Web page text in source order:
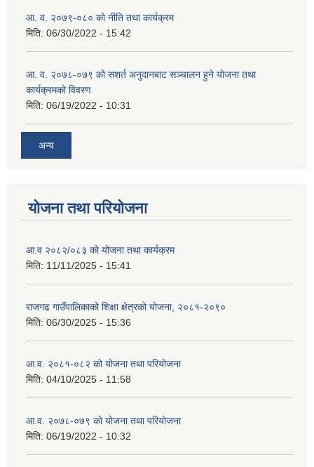
आ. व. २०७९-०८० को नीति तथा कार्यक्रम
मिति: 06/30/2022 - 15:42
आ. व. २०७८-०७९ को सशर्त अनुदानबाट सञ्चालन हुने योजना तथा
कार्यक्रमको विवरण
मिति: 06/19/2022 - 10:31
अन्य
योजना तथा परियोजना
आ.व २०८२/०८३ को योजना तथा कार्यक्रम
मिति: 11/11/2025 - 15:41
राजगढ गाउँपालिकाको शिक्षा क्षेत्रको योजना, २०८१-२०९०
मिति: 06/30/2025 - 15:36
आ.व. २०८१-०८२ को योजना तथा परियोजना
मिति: 04/10/2025 - 11:58
आ.व. २०७८-०७९ को योजना तथा परियोजना
मिति: 06/19/2022 - 10:32